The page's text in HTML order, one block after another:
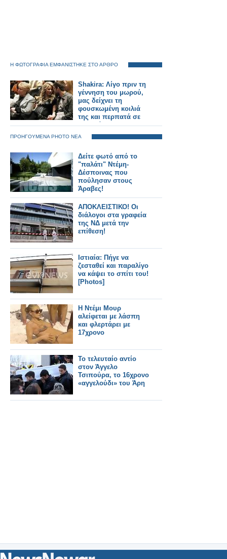
Η ΦΩΤΟΓΡΑΦΙΑ ΕΜΦΑΝΙΣΤΗΚΕ ΣΤΟ ΑΡΘΡΟ
Shakira: Λίγο πριν τη
γέννηση του μωρού,
μας δείχνει τη
φουσκωμένη κοιλιά
της και περπατά σε
ψηλοτάκουνα!
ΠΡΟΗΓΟΥΜΕΝΑ PHOTO ΝΕΑ
Δείτε φωτό από το
"παλάτι" Ντέμη-
Δέσποινας που
πούλησαν στους
Άραβες!
ΑΠΟΚΛΕΙΣΤΙΚΟ! Οι
διάλογοι στα γραφεία
της ΝΔ μετά την
επίθεση!
Ιστιαία: Πήγε να
ζεσταθεί και παραλίγο
να κάψει το σπίτι του!
[Photos]
Η Ντέμι Μουρ
αλείφεται με λάσπη
και φλερτάρει με
17χρονο
Το τελευταίο αντίο
στον Άγγελο
Τσιπούρα, το 16χρονο
«αγγελούδι» του Άρη